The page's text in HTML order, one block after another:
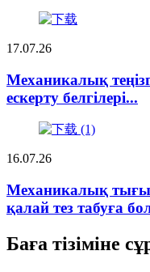
17.07.26
Механикалық
ескерту белгілері...
16.07.26
Механикалық
қалай тез табуға
Баға тізіміне